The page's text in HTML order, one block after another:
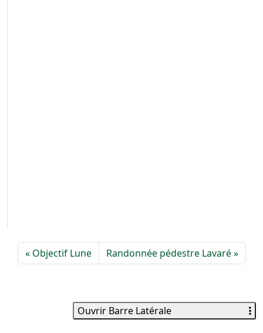
Objectif Lune Randonnée pédestre Lavaré
Ouvrir Barre Latérale